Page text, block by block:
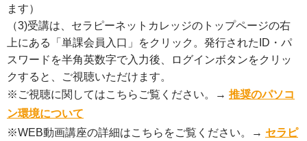
ます）
（3)受講は、セラピーネットカレッジのトップページの右
上にある「単課会員入口」をクリック。発行されたID・パ
スワードを半角英数字で入力後、ログインボタンをクリッ
クすると、ご視聴いただけます。
※ご視聴に関してはこちらご覧ください。→ 推奨のパソコ
ン環境について
※WEB動画講座の詳細はこちらをご覧ください。→ セラピ